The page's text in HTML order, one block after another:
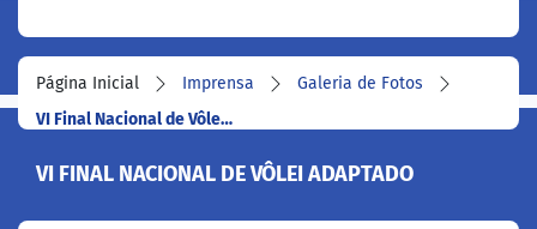
Página Inicial Imprensa
Galeria de Fotos
VI Final Nacional de Vôle…
VI FINAL NACIONAL DE VÔLEI ADAPTADO